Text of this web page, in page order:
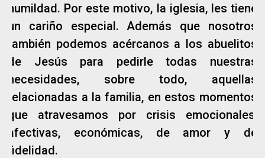
humildad. Por este motivo, la iglesia, les tiene
un cariño especial. Además que nosotros
también podemos acércanos a los abuelitos
de Jesús para pedirle todas nuestras
necesidades, sobre todo, aquellas
relacionadas a la familia, en estos momentos
que atravesamos por crisis emocionales,
afectivas, económicas, de amor y de
fidelidad.